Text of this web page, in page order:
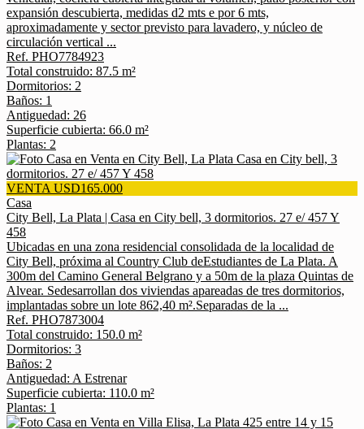
expansión descubierta, medidas d2 mts e por 6 mts,
aproximadamente y sector previsto para lavadero, y núcleo de
circulación vertical ...
Ref. PHO7784923
Total construido: 87.5 m²
Dormitorios: 2
Baños: 1
Antiguedad: 26
Superficie cubierta: 66.0 m²
Plantas: 2
VENTA USD165.000
Casa
City Bell, La Plata | Casa en City bell, 3 dormitorios. 27 e/ 457 Y
458
Ubicadas en una zona residencial consolidada de la localidad de
City Bell, próxima al Country Club deEstudiantes de La Plata. A
300m del Camino General Belgrano y a 50m de la plaza Quintas de
Alvear. Sedesarrollan dos viviendas apareadas de tres dormitorios,
implantadas sobre un lote 862,40 m².Separadas de la ...
Ref. PHO7873004
Total construido: 150.0 m²
Dormitorios: 3
Baños: 2
Antiguedad: A Estrenar
Superficie cubierta: 110.0 m²
Plantas: 1